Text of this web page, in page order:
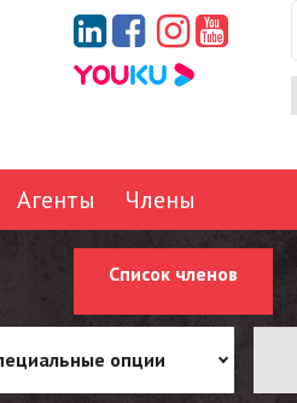
Агенты Члены
Список членов
опции